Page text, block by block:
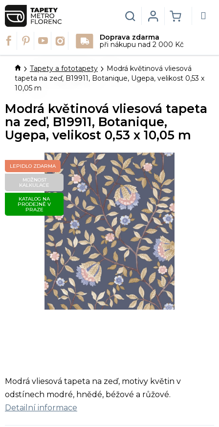
Přejít
na
obsah
Doprava zdarma
při nákupu nad 2 000 Kč
Hledat
KOŠÍK
Login
DomůTapety a fototapety
Modrá květinová vliesová
tapeta na zeď, B19911, Botanique, Ugepa, velikost 0,53 x
10,05 m
Modrá vliesová tapeta na zeď, motivy květin v
odstínech modré, hnědé, béžové a růžové.
Detailní informace
Modrá květinová vliesová tapeta
na zeď, B19911, Botanique,
Ugepa, velikost 0,53 x 10,05 m
LEPIDLO ZDARMA
MOŽNOST
KALKULACE
KATALOG NA
PRODEJNĚ V
PRAZE